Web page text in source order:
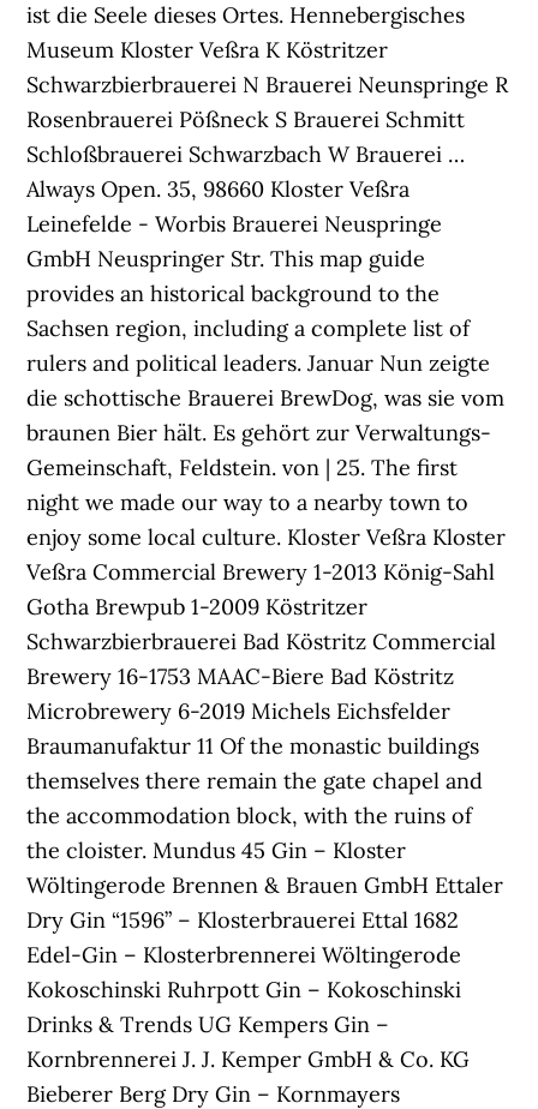
ist die Seele dieses Ortes. Hennebergisches
Museum Kloster Veßra K Köstritzer
Schwarzbierbrauerei N Brauerei Neunspringe R
Rosenbrauerei Pößneck S Brauerei Schmitt
Schloßbrauerei Schwarzbach W Brauerei …
Always Open. 35, 98660 Kloster Veßra
Leinefelde - Worbis Brauerei Neuspringe
GmbH Neuspringer Str. This map guide
provides an historical background to the
Sachsen region, including a complete list of
rulers and political leaders. Januar Nun zeigte
die schottische Brauerei BrewDog, was sie vom
braunen Bier hält. Es gehört zur Verwaltungs-
Gemeinschaft, Feldstein. von | 25. The first
night we made our way to a nearby town to
enjoy some local culture. Kloster Veßra Kloster
Veßra Commercial Brewery 1-2013 König-Sahl
Gotha Brewpub 1-2009 Köstritzer
Schwarzbierbrauerei Bad Köstritz Commercial
Brewery 16-1753 MAAC-Biere Bad Köstritz
Microbrewery 6-2019 Michels Eichsfelder
Braumanufaktur 11 Of the monastic buildings
themselves there remain the gate chapel and
the accommodation block, with the ruins of
the cloister. Mundus 45 Gin – Kloster
Wöltingerode Brennen & Brauen GmbH Ettaler
Dry Gin “1596” – Klosterbrauerei Ettal 1682
Edel-Gin – Klosterbrennerei Wöltingerode
Kokoschinski Ruhrpott Gin – Kokoschinski
Drinks & Trends UG Kempers Gin –
Kornbrennerei J. J. Kemper GmbH & Co. KG
Bieberer Berg Dry Gin – Kornmayers